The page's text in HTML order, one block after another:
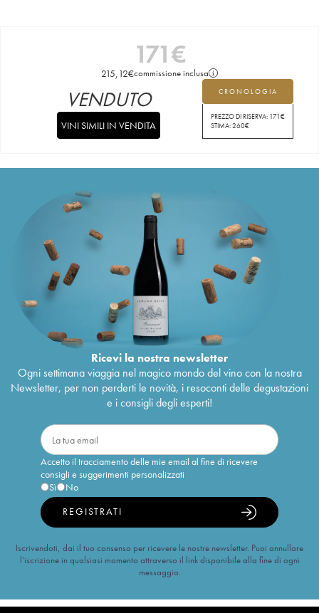
171€
215,12€commissione inclusa
CRONOLOGIA
PREZZO DI RISERVA: 171€
STIMA:260€
VENDUTO
VINI SIMILI IN VENDITA
Ricevi la nostra newsletter
Ogni settimana viaggia nel magico mondo del vino con la nostra
Newsletter, per non perderti le novità, i resoconti delle degustazioni
e i consigli degli esperti!
Accetto il tracciamento delle mie email al fine di ricevere
consigli e suggerimenti personalizzati
Sì
No
REGISTRATI
Iscrivendoti, dai il tuo consenso per ricevere le nostre newsletter. Puoi annullare
l’iscrizione in qualsiasi momento attraverso il link disponibile alla fine di ogni
messaggio.